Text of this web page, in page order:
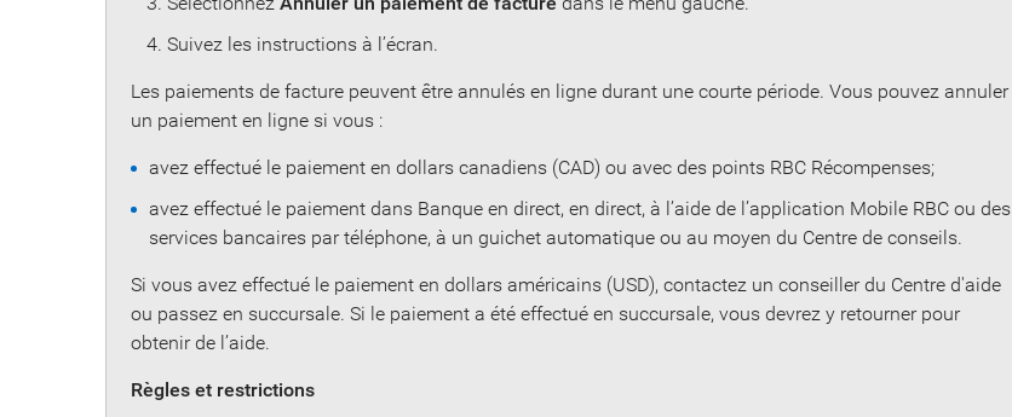
Suivez les instructions à l’écran.
Les paiements de facture peuvent être annulés en ligne durant une courte période. Vous pouvez annuler
un paiement en ligne si vous :
avez effectué le paiement en dollars canadiens (CAD) ou avec des points RBC Récompenses;
avez effectué le paiement dans Banque en direct, en direct, à l’aide de l’application Mobile RBC ou des
services bancaires par téléphone, à un guichet automatique ou au moyen du Centre de conseils.
Si vous avez effectué le paiement en dollars américains (USD), contactez un conseiller du Centre d'aide
ou passez en succursale. Si le paiement a été effectué en succursale, vous devrez y retourner pour
obtenir de l’aide.
Règles et restrictions